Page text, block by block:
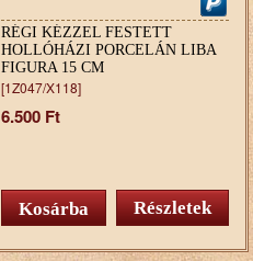
RÉGI KÉZZEL FESTETT
HOLLÓHÁZI PORCELÁN LIBA
FIGURA 15 CM
[1Z047/X118]
6.500 Ft
Részletek